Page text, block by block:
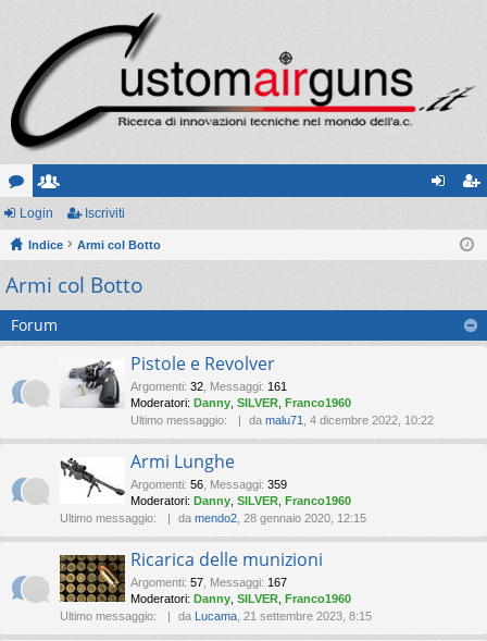
or
u
m
sc
ritt
i
riv
Login Iscriviti
Indice Armi col Botto
Armi col Botto
Forum
Pistole e Revolver
Argomenti: 32 Messaggi: 161
Moderatori: Danny SILVER Franco1960
Ultimo messaggio:
da malu71 , 4 dicembre 2022, 10:22
Armi Lunghe
Argomenti: 56 Messaggi: 359
Moderatori: Danny SILVER Franco1960
Ultimo messaggio:
da mendo2 , 28 gennaio 2020, 12:15
Ricarica delle munizioni
Argomenti: 57 Messaggi: 167
Moderatori: Danny SILVER Franco1960
Ultimo messaggio:
da Lucama , 21 settembre 2023, 8:15